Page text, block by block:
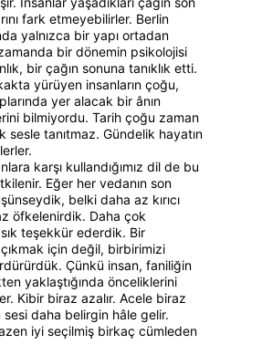
fark etmeyebilirler. Berlin
yalnızca bir yapı ortadan
bir dönemin psikolojisi
bir çağın sonuna tanıklık etti.
yürüyen insanların çoğu,
yer alacak bir ânın
bilmiyordu. Tarih çoğu zaman
sesle tanıtmaz. Gündelik hayatın
karşı kullandığımız dil de bu
Eğer her vedanın son
belki daha az kırıcı
öfkelenirdik. Daha çok
teşekkür ederdik. Bir
çıkmak için değil, birbirimizi
Çünkü insan, faniliğin
yaklaştığında önceliklerini
Kibir biraz azalır. Acele biraz
daha belirgin hâle gelir.
iyi seçilmiş birkaç cümleden